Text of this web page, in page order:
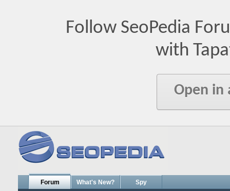
Follow SeoPedia
with
Open in
Forum What's New? Spy